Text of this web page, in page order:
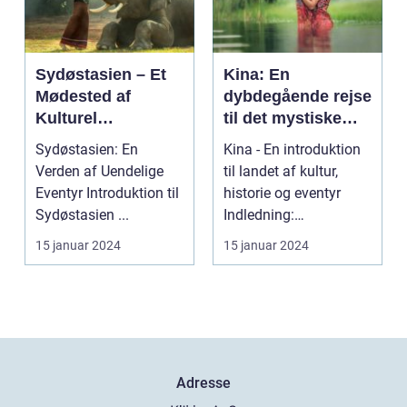
Sydøstasien – Et
Mødested af
Kulturel
Mangfoldighed og
Breathtaking
Naturskønhed
Sydøstasien: En
Verden af Uendelige
Eventyr Introduktion til
Sydøstasien ...
15 januar 2024
Kina: En
dybdegående rejse
til det mystiske
Østens vidunder
Kina - En introduktion
til landet af kultur,
historie og eventyr
Indledning:
Velkommen til en
rejse...
15 januar 2024
Adresse